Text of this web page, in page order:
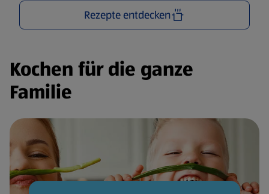
Rezepte entdecken
Kochen für die ganze
Familie